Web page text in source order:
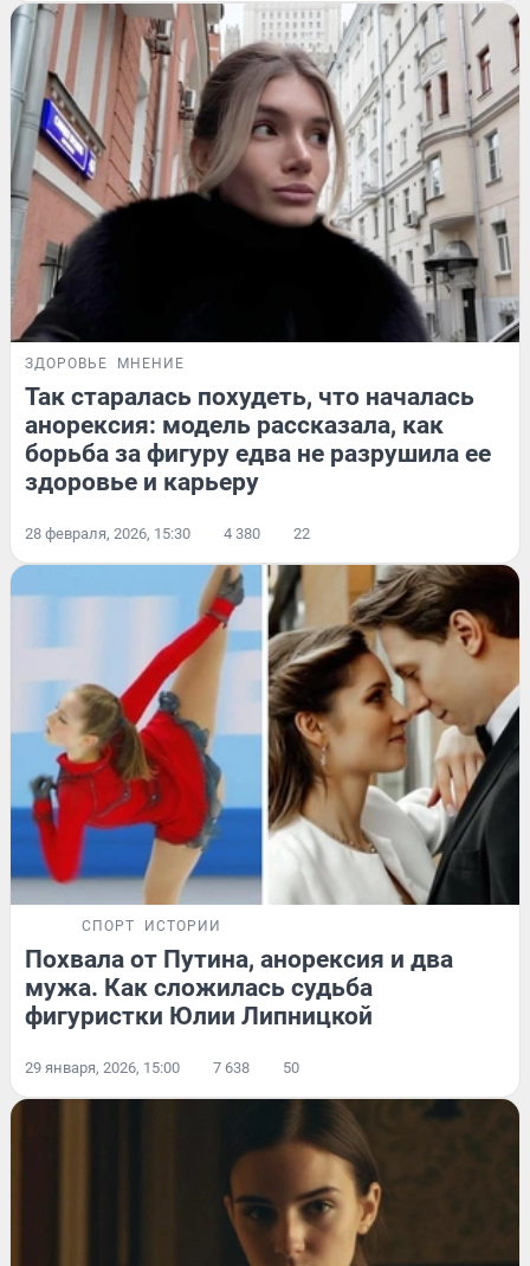
ЗДОРОВЬЕ МНЕНИЕ
Так старалась похудеть, что началась
анорексия: модель рассказала, как
борьба за фигуру едва не разрушила ее
здоровье и карьеру
28 февраля, 2026, 15:30 4 380 22
СПОРТ ИСТОРИИ
Похвала от Путина, анорексия и два
мужа. Как сложилась судьба
фигуристки Юлии Липницкой
29 января, 2026, 15:00 7 638 50